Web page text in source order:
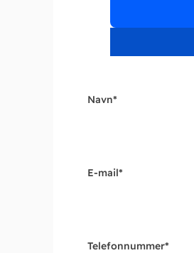
Navn*
E-mail*
Telefonnummer*